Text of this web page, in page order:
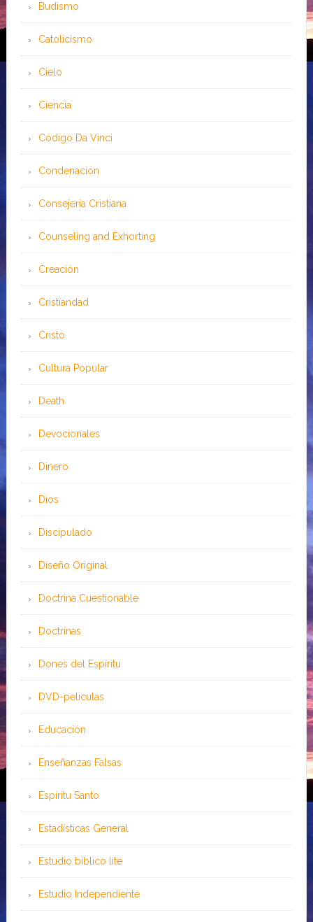
Budismo
Catolicismo
Cielo
Ciencia
Código Da Vinci
Condenación
Consejería Cristiana
Counseling and Exhorting
Creación
Cristiandad
Cristo
Cultura Popular
Death
Devocionales
Dinero
Dios
Discipulado
Diseño Original
Doctrina Cuestionable
Doctrinas
Dones del Espíritu
DVD-peliculas
Educación
Enseñanzas Falsas
Espíritu Santo
Estadísticas General
Estudio bíblico lite
Estudio Independiente